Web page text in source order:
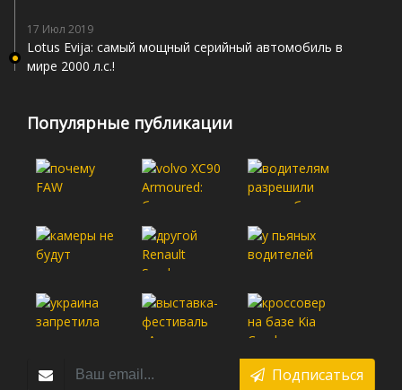
17 Июл 2019
Lotus Evija: самый мощный серийный автомобиль в
мире 2000 л.с.!
Популярные публикации
Подписаться